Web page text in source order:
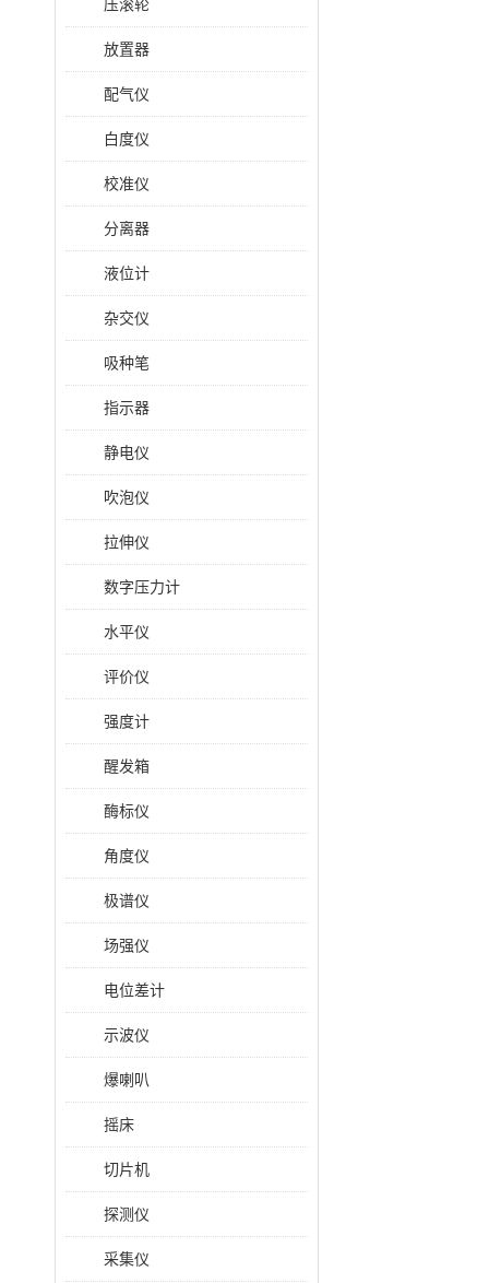
压滚轮
放置器
配气仪
白度仪
校准仪
分离器
液位计
杂交仪
吸种笔
指示器
静电仪
吹泡仪
拉伸仪
数字压力计
水平仪
评价仪
强度计
醒发箱
酶标仪
角度仪
极谱仪
场强仪
电位差计
示波仪
爆喇叭
摇床
切片机
探测仪
采集仪